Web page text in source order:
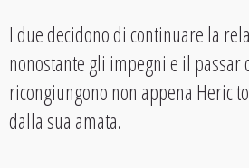
I due decidono di continuare la
nonostante gli impegni e il passar
ricongiungono non appena Heric
dalla sua amata.